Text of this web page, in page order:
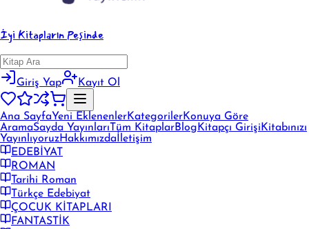
İyi Kitapların Peşinde
Giriş Yap Kayıt Ol
Ana SayfaYeni EklenenlerKategorilerKonuya Göre
AramaSayda Yayınları Tüm KitaplarBlog Kitapçı Girişi Kitabınızı
YayınlıyoruzHakkımızda İletişim
EDEBİYAT
ROMAN
Tarihi Roman
Türkçe Edebiyat
ÇOCUK KİTAPLARI
FANTASTİK